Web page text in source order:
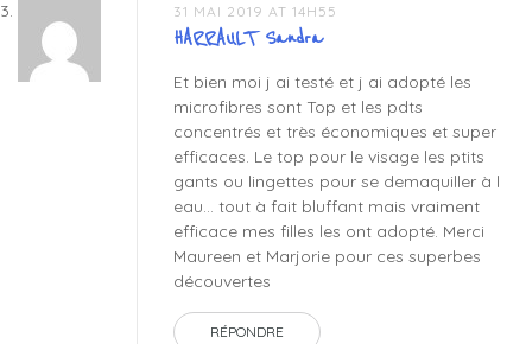
31 MAI 2019 AT 14H55
HARRAULT Sandra
Et bien moi j ai testé et j ai adopté les
microfibres sont Top et les pdts
concentrés et très économiques et super
efficaces. Le top pour le visage les ptits
gants ou lingettes pour se demaquiller à l
eau… tout à fait bluffant mais vraiment
efficace mes filles les ont adopté. Merci
Maureen et Marjorie pour ces superbes
découvertes
RÉPONDRE